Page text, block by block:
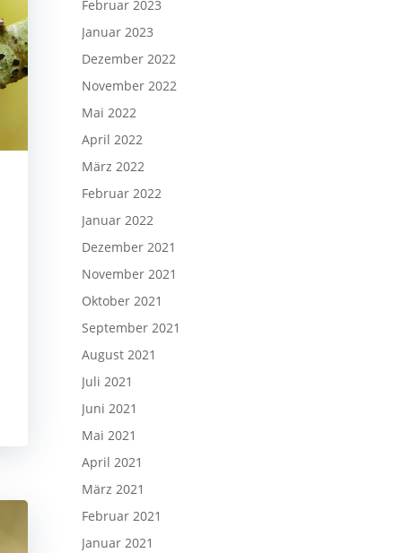
Februar 2023
Januar 2023
Dezember 2022
November 2022
Mai 2022
April 2022
März 2022
Februar 2022
Januar 2022
Dezember 2021
November 2021
Oktober 2021
September 2021
August 2021
Juli 2021
Juni 2021
Mai 2021
April 2021
März 2021
Februar 2021
Januar 2021